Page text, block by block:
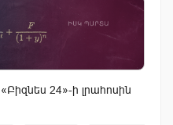
24»-ի լրահոսին